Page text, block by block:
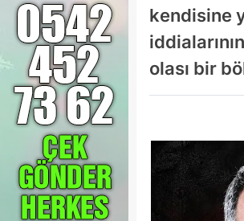
kendisine
olası bir